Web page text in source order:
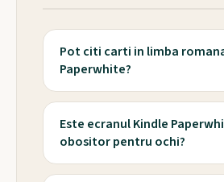
Pot citi carti in limba
Paperwhite?
Este ecranul Kindle
obositor pentru ochi?